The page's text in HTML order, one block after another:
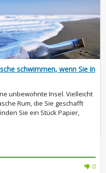
schwimmen, wenn Sie in
unbewohnte Insel. Vielleicht
Rum, die Sie geschafft
Sie ein Stück Papier,
0